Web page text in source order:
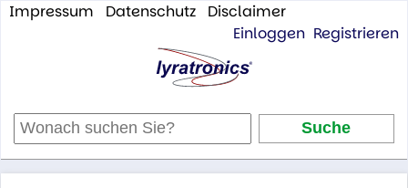
Impressum Datenschutz
Disclaimer
Einloggen Registrieren